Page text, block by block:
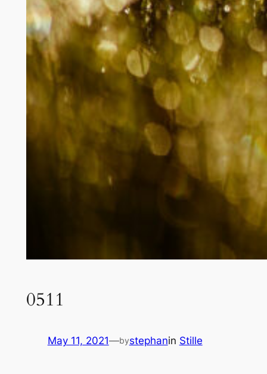
0511
May 11, 2021—bystephanin Stille